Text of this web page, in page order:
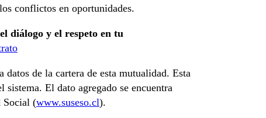
conflictos en oportunidades.
diálogo y el respeto en tu
datos de la cartera de esta mutualidad. Esta
El dato agregado se encuentra
Social (www.suseso.cl).